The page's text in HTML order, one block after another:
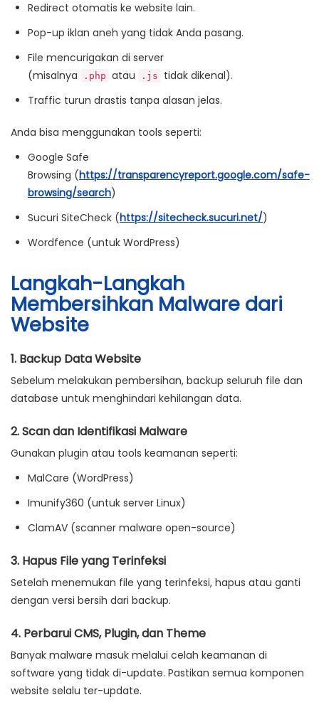
Redirect otomatis ke website lain.
Pop-up iklan aneh yang tidak Anda pasang.
File mencurigakan di server
(misalnya
.php atau .js
tidak dikenal).
Traffic turun drastis tanpa alasan jelas.
Anda bisa menggunakan tools seperti:
Google Safe
Browsing (https://transparencyreport.google.com/safe-
browsing/search)
Sucuri SiteCheck (https://sitecheck.sucuri.net/)
Wordfence (untuk WordPress)
Langkah-Langkah
Membersihkan Malware dari
Website
1. Backup Data Website
Sebelum melakukan pembersihan, backup seluruh file dan
database untuk menghindari kehilangan data.
2. Scan dan Identifikasi Malware
Gunakan plugin atau tools keamanan seperti:
MalCare (WordPress)
Imunify360 (untuk server Linux)
ClamAV (scanner malware open-source)
3. Hapus File yang Terinfeksi
Setelah menemukan file yang terinfeksi, hapus atau ganti
dengan versi bersih dari backup.
4. Perbarui CMS, Plugin, dan Theme
Banyak malware masuk melalui celah keamanan di
software yang tidak di-update. Pastikan semua komponen
website selalu ter-update.